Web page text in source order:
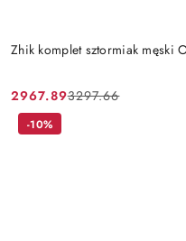
Zhik komplet sztormiak męski
Cena
promocyjna:
2967.89
Cena
przed
3297.66
-10%